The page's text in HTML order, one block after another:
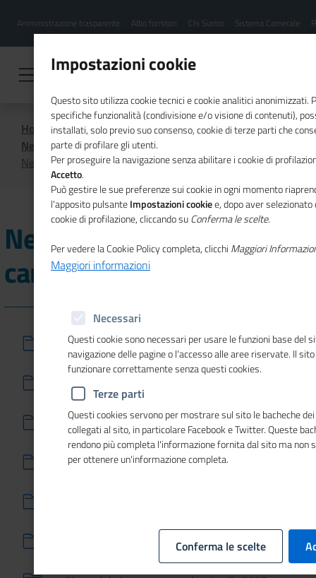
contenuto
Menu
hamburgher
Amministrazione trasparente Albo fornitori Chi Siamo Sistema Camerale
Home
Sistema Camerale
News dal sistema camerale
News dal sistema camerale - Archivio 2025
News dal sistema
camerale - Archivio 2025
News dal sistema camerale - Dicembre 2025
News dal sistema camerale - Novembre 2025
News dal sistema camerale - Febbraio 2025
News dal sistema camerale - Ottobre 2025
News dal sistema camerale - Agosto 2025
Impostazioni cookie
Questo sito utilizza cookie tecnici e cookie analitici anonimizzati.
specifiche funzionalità (condivisione e/o visione di contenuti),
installati, solo previo suo consenso, cookie di terze parti che
parte di profilare gli utenti.
Per proseguire la navigazione senza abilitare i cookie di
Accetto.
Può gestire le sue preferenze sui cookie in ogni momento
l'apposito pulsanteImpostazioni cookiee, dopo aver
cookie di profilazione, cliccando suConferma le scelte.
Per vedere la Cookie Policy completa, clicchi Maggiori
Maggiori informazioni
Necessari
Questi cookie sono necessari per usare le funzioni base del
navigazione delle pagine o l'accesso alle aree riservate. Il
funzionare correttamente senza questi cookies.
Terze parti
Questi cookies servono per mostrare sul sito le bacheche
collegati al sito, in particolare Facebook e Twitter. Queste
rendono più completa l'informazione fornita dal sito ma non
per ottenere un'informazione completa.
Conferma le scelte